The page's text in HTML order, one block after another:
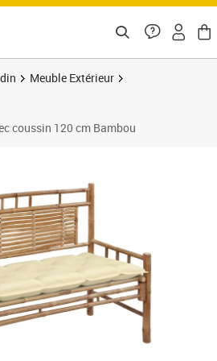
Meuble Extérieur
coussin 120 cm Bambou